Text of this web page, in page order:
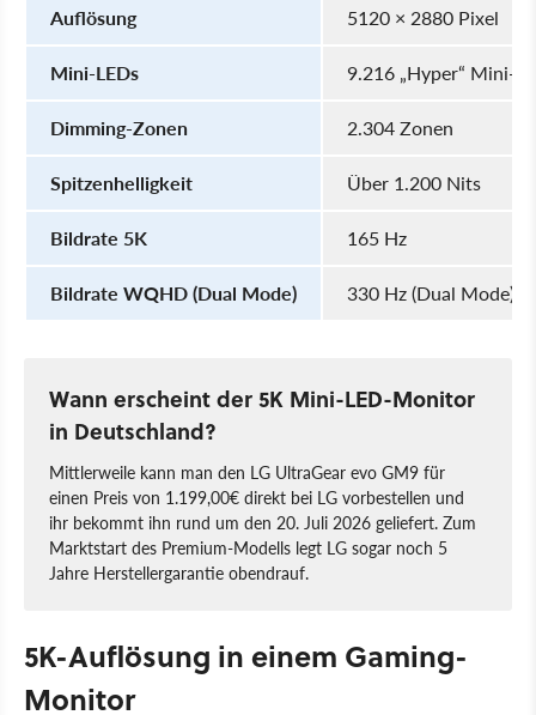
Auflösung
5120 × 2880 Pixel
Mini-LEDs
9.216 „Hyper“ Mini-
Dimming-Zonen
2.304 Zonen
Spitzenhelligkeit
Über 1.200 Nits
Bildrate 5K
165 Hz
Bildrate WQHD (Dual Mode)
330 Hz (Dual Mode)
Wann erscheint der 5K Mini-LED-Monitor
in Deutschland?
Mittlerweile kann man den LG UltraGear evo GM9 für
einen Preis von 1.199,00€ direkt bei LG vorbestellen und
ihr bekommt ihn rund um den 20. Juli 2026 geliefert. Zum
Marktstart des Premium-Modells legt LG sogar noch 5
Jahre Herstellergarantie obendrauf.
5K-Auflösung in einem Gaming-
Monitor